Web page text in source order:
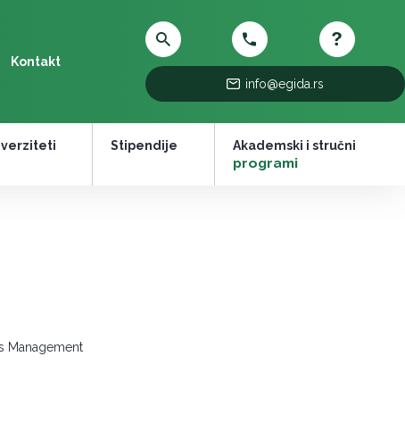
Kontakt
info@egida.rs
Stipendije Akademski i stručni
–
programi
Management